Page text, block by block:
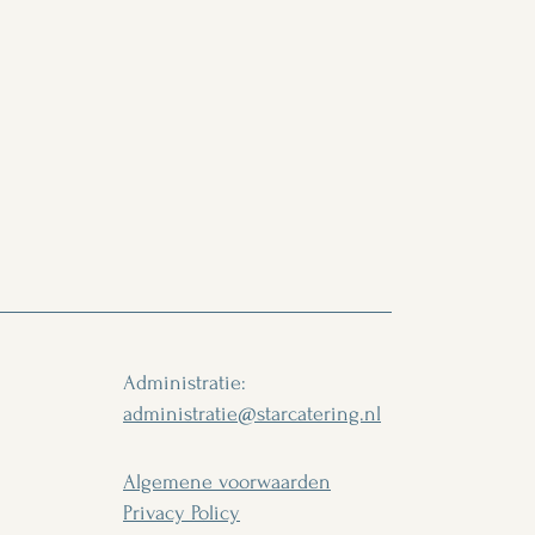
Administratie:
administratie@starcatering.nl
Algemene voorwaarden
Privacy Policy